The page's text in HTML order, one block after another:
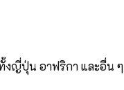
งญี่ปุ่น อาฟริกา และอื่น ๆ